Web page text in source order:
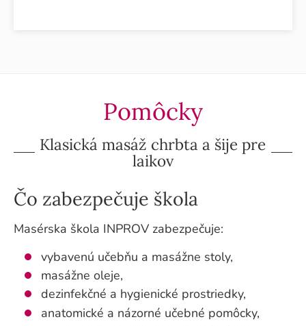
Pomôcky
Klasická masáž chrbta a šije pre
laikov
Čo zabezpečuje škola
Masérska škola INPROV zabezpečuje:
vybavenú učebňu a masážne stoly,
masážne oleje,
dezinfekčné a hygienické prostriedky,
anatomické a názorné učebné pomôcky,